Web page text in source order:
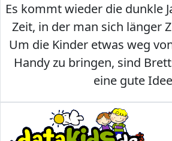
Es kommt wieder die dunkle
Zeit, in der man sich länger
Um die Kinder etwas weg
Handy zu bringen, sind
eine gute